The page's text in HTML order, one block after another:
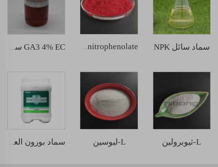
سماد سائل NPK GA3 4% EC سائل
L-ثيوبرولين L-ليوسين سماد بورون العضوي السائل من الأعشاب البحرية